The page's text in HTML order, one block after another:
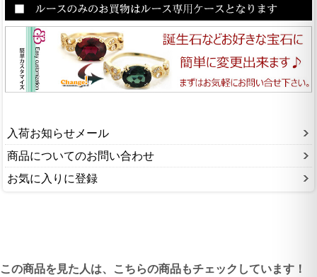
入荷お知らせメール
商品についてのお問い合わせ
お気に入りに登録
この商品を見た人は、こちらの商品もチェックしています！